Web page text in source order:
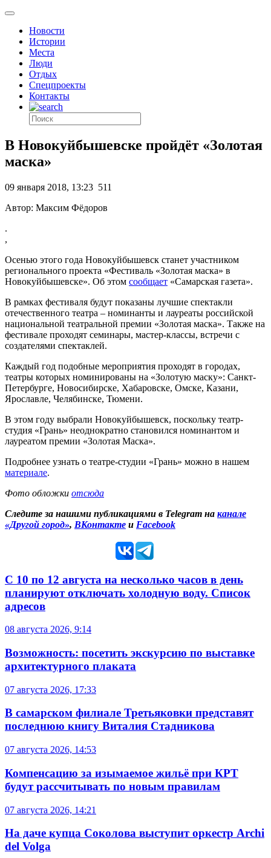
Новости
Истории
Места
Люди
Отдых
Спецпроекты
Контакты
В Новокуйбышевске пройдёт «Золотая
маска»
09 января 2018, 13:23 511
Автор: Максим Фёдоров
.
,
Осенью этого года Новокуйбышевск станет участником
регионального проекта «Фестиваль «Золотая маска» в
Новокуйбышевске». Об этом сообщает «Самарская газета».
В рамках фестиваля будут показаны лучшие спектакли
отечественного театра – номинанты и лауреаты российской
национальной театральной премии «Золотая маска». Также на
фестивале проходят семинары, мастер-классы, встречи с
создателями спектаклей.
Каждый год подобные мероприятия проходят в городах,
театры которых номинированы на «Золотую маску»: Санкт-
Петербурге, Новосибирске, Хабаровске, Омске, Казани,
Ярославле, Челябинске, Тюмени.
В этом году выбрали Новокуйбышевск, поскольку театр-
студия «Грань» неоднократно становился номинантом и
лауреатом премии «Золотая Маска».
Подробнее узнать о театре-студии «Грань» можно в нашем
материале.
Фото обложки отсюда
Следите за нашими публикациями в Telegram на канале
«Другой город», ВКонтакте и Facebook
С 10 по 12 августа на несколько часов в день
планируют отключать холодную воду. Список
адресов
08 августа 2026, 9:14
Возможность: посетить экскурсию по выставке
архитектурного плаката
07 августа 2026, 17:33
В самарском филиале Третьяковки представят
последнюю книгу Виталия Стадникова
07 августа 2026, 14:53
Компенсацию за изымаемое жильё при КРТ
будут рассчитывать по новым правилам
07 августа 2026, 14:21
На даче купца Соколова выступит оркестр Archi
del Volga